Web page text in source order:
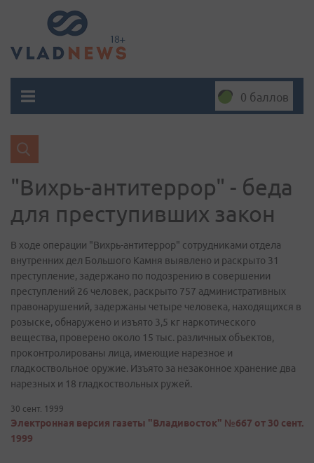
0 баллов
"Вихрь-антитеррор" - беда
для преступивших закон
В ходе операции "Вихрь-антитеррор" сотрудниками отдела
внутренних дел Большого Камня выявлено и раскрыто 31
преступление, задержано по подозрению в совершении
преступлений 26 человек, раскрыто 757 административных
правонарушений, задержаны четыре человека, находящихся в
розыске, обнаружено и изъято 3,5 кг наркотического
вещества, проверено около 15 тыс. различных объектов,
проконтролированы лица, имеющие нарезное и
гладкоствольное оружие. Изъято за незаконное хранение два
нарезных и 18 гладкоствольных ружей.
30 сент. 1999
Электронная версия газеты "Владивосток" №667 от 30 сент.
1999